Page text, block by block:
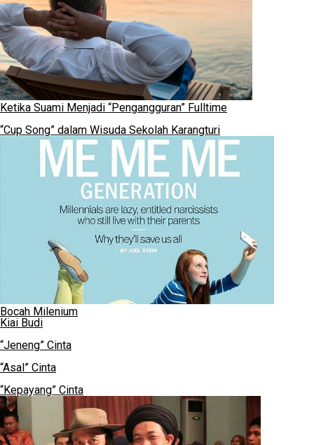
Ketika Suami Menjadi “Pengangguran” Fulltime
“Cup Song” dalam Wisuda Sekolah Karangturi
Bocah Milenium
Kiai Budi
“Jeneng” Cinta
“Asal” Cinta
“Kepayang” Cinta